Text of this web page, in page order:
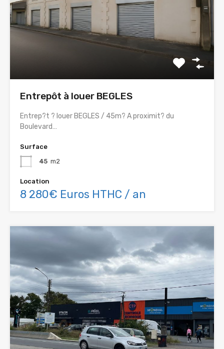
Entrepôt à louer BEGLES
Entrep?t ? louer BEGLES / 45m? A proximit? du
Boulevard…
Surface
45 m2
Location
8 280€ Euros HTHC / an